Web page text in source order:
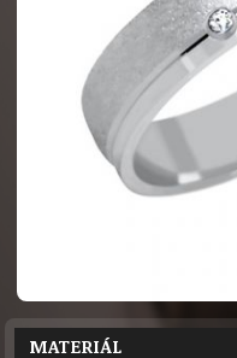
MATERIÁL